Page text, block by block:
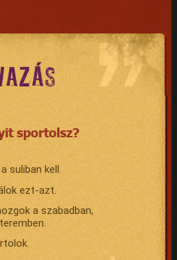
sportolsz?
suliban kell.
ezt-azt.
a szabadban,